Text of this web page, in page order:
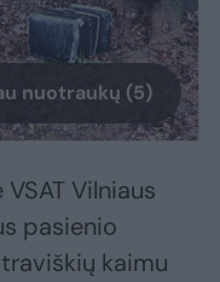
nuotraukų (5)
Vilniaus
pasienio
kaimu